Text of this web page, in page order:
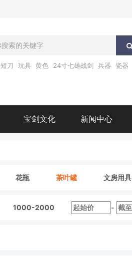
短刀 玩具 黄色 24寸七雄战剑 兵器 瓷器
宝剑文化 新闻中心
花瓶 茶叶罐 文房用具
1000-2000 -